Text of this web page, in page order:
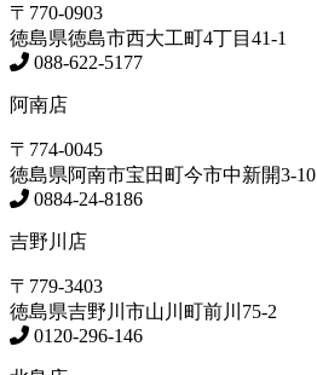
〒770-0903
徳島県徳島市西大工町4丁目41-1
088-622-5177
阿南店
〒774-0045
徳島県阿南市宝田町今市中新開3-10
0884-24-8186
吉野川店
〒779-3403
徳島県吉野川市山川町前川75-2
0120-296-146